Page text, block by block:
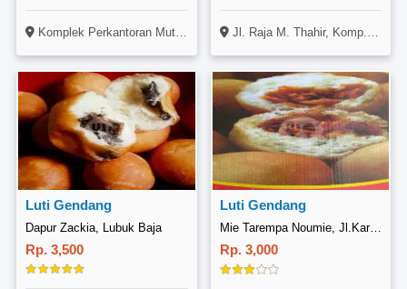
Komplek Perkantoran Mutiara Asri Garden, Jl. Arifin Ahmad (disamping SPBU), Marpoyan Damai, Pekanbaru Jl. Raja M. Thahir, Komp. Ruko Airmas Greenland, Lubuk Baja, Batam
Luti Gendang
Dapur Zackia, Lubuk Baja
Rp. 3,500
Luti Gendang
Mie Tarempa Noumie, Jl.Kartama Marpoyan Damai Pekanbaru
Rp. 3,000